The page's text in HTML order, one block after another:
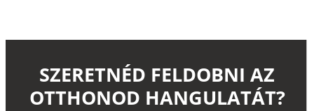
SZERETNÉD FELDOBNI AZ
OTTHONOD HANGULATÁT?